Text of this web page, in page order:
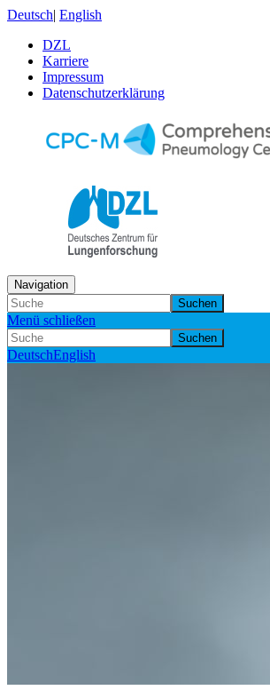
Deutsch| English
DZL
Karriere
Impressum
Datenschutzerklärung
Navigation
Suchen
Menü schließen
Suchen
DeutschEnglish